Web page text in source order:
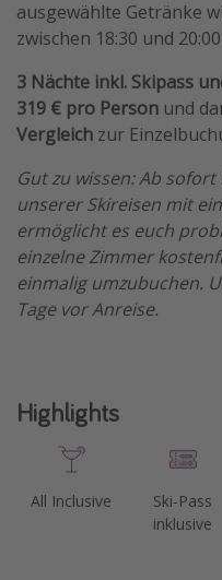
ausgewählte Getränke
zwischen 18:30 und
3 Nächte inkl. Skipass
319 € pro Person und
Vergleich zur
Gut zu wissen: Ab
unserer Skireisen mit
ermöglicht es euch
einzelne Zimmer
einmalig umzubuchen.
Tage vor Anreise.
Highlights
All Inclusive
Ski-Pass
inklusive